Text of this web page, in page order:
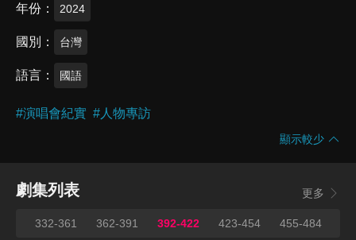
年份 2024
國別 台灣
語言 國語
#演唱會紀實 # 人物專訪
顯示較少
劇集列表 更多
332-361 362-391 392-422 423-454 455-484